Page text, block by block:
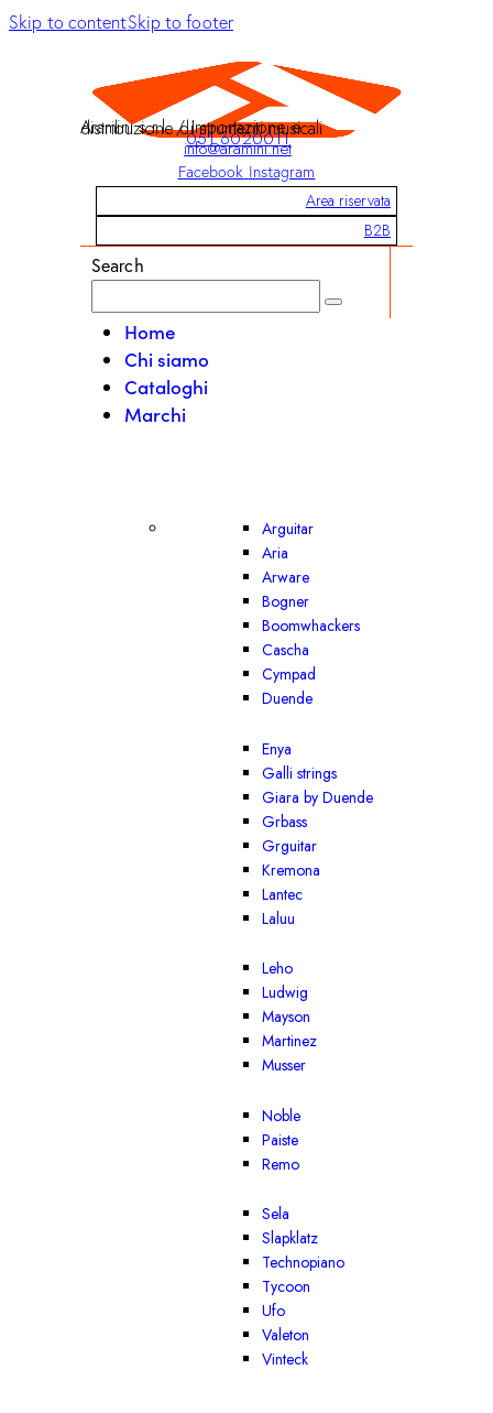
Skip to contentSkip to footer
Aramini s.r.l. / Importazione e distribuzione di strumenti musicali
051 6020011
info@aramini.net
Facebook Instagram
Area riservata
B2B
Search
Home
Chi siamo
Cataloghi
Marchi
Arguitar
Aria
Arware
Bogner
Boomwhackers
Cascha
Cympad
Duende
Enya
Galli strings
Giara by Duende
Grbass
Grguitar
Kremona
Lantec
Laluu
Leho
Ludwig
Mayson
Martinez
Musser
Noble
Paiste
Remo
Sela
Slapklatz
Technopiano
Tycoon
Ufo
Valeton
Vinteck